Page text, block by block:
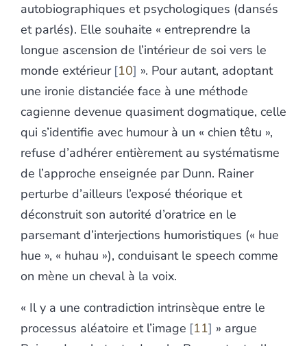
autobiographiques et psychologiques (dansés
et parlés). Elle souhaite « entreprendre la
longue ascension de l’intérieur de soi vers le
monde extérieur 10 ». Pour autant, adoptant
une ironie distanciée face à une méthode
cagienne devenue quasiment dogmatique, celle
qui s’identifie avec humour à un « chien têtu »,
refuse d’adhérer entièrement au systématisme
de l’approche enseignée par Dunn. Rainer
perturbe d’ailleurs l’exposé théorique et
déconstruit son autorité d’oratrice en le
parsemant d’interjections humoristiques (« hue
hue », « huhau »), conduisant le speech comme
on mène un cheval à la voix.
« Il y a une contradiction intrinsèque entre le
processus aléatoire et l’image 11 » argue